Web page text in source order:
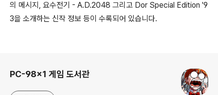
의 메시지, 요수전기 - A.D.2048 그리고 Dor Special Edition '9
3을 소개하는 신작 정보 등이 수록되어 있습니다.
PC-98x1 게임 도서관